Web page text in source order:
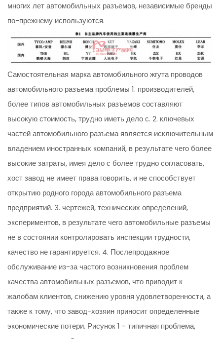
многих лет автомобильных разъемов, независимые бренды
по-прежнему используются.
Самостоятельная марка автомобильного жгута проводов
автомобильного разъема проблемы 1. производителей,
более типов автомобильных разъемов составляют
высокую стоимость, трудно иметь дело с. 2. ключевых
частей автомобильного разъема является исключительным
владением иностранных компаний, в результате чего более
высокие затраты, имея дело с более трудно согласовать,
хост завод не имеет права говорить, и не способствует
открытию родного города автомобильного разъема
предприятий. 3. чертежей, технических определений,
экспериментов, в результате чего автомобильные разъемы
не в состоянии контролировать инспекции трудности,
качество не гарантируется. 4. Послепродажное
обслуживание из-за частого возникновения проблем
качества автомобильных разъемов, что приводит к
жалобам клиентов, снижению уровня удовлетворенности, а
также к тому, что завод-хозяин приносит определенные
экономические потери. Рисунок 1 - типичная проблема,